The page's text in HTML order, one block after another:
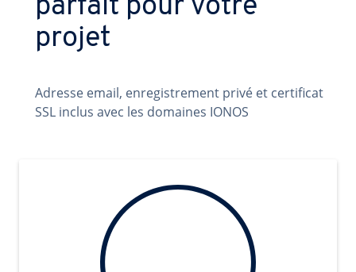
parfait pour votre
projet
Adresse email, enregistrement privé et certificat
SSL inclus avec les domaines IONOS